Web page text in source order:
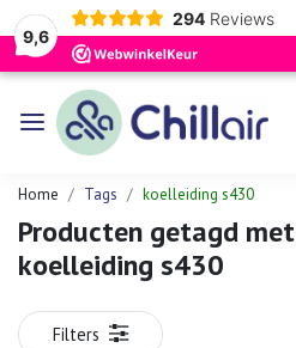
9,6
294 Reviews
Home Tags koelleiding s430
Producten getagd met
koelleiding s430
Filters